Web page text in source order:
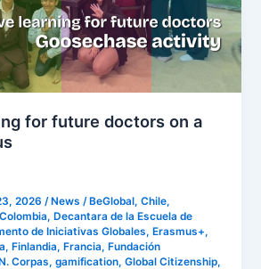
for future doctors on a
2026/ News / BeGlobal,Chile,
Colombia, Decantara de la Escuela de
de Iniciativas Globales, Erasmus+,
, Finlandia, Francia, Fundación
Corpas,gamification,Global Citizenship,